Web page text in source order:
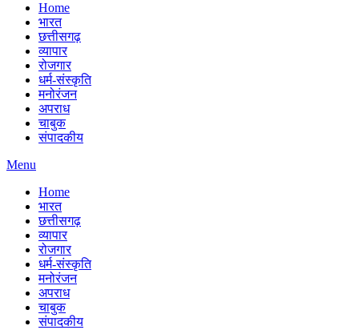
Home
भारत
छत्तीसगढ़
व्यापार
रोजगार
धर्म-संस्कृति
मनोरंजन
अपराध
चाबुक
संपादकीय
Menu
Home
भारत
छत्तीसगढ़
व्यापार
रोजगार
धर्म-संस्कृति
मनोरंजन
अपराध
चाबुक
संपादकीय